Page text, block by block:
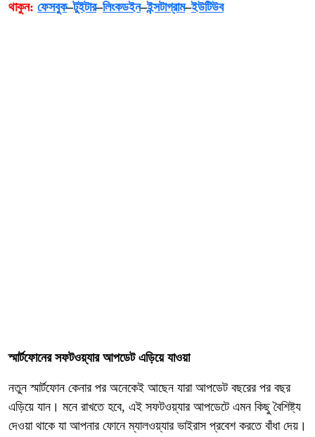
থাকুন: ফেসবুক–টুইটার–লিংকডইন–ইন্সটাগ্রাম–ইউটিউব
স্মার্টফোনের সফটওয়্যার আপডেট এড়িয়ে যাওয়া
নতুন স্মার্টফোন কেনার পর অনেকেই আছেন যারা আপডেট বছরের পর বছর
এড়িয়ে যান। মনে রাখতে হবে, এই সফটওয়্যার আপডেটে এমন কিছু বৈশিষ্ট্য
দেওয়া থাকে যা আপনার ফোনে ম্যালওয়্যার ভাইরাস প্রবেশ করতে বাঁধা দেয়।